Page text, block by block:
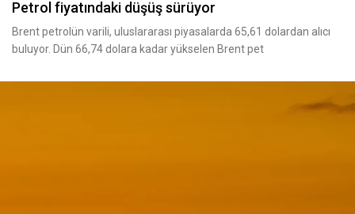
Petrol fiyatındaki düşüş sürüyor
Brent petrolün varili, uluslararası piyasalarda 65,61 dolardan alıcı
buluyor. Dün 66,74 dolara kadar yükselen Brent pet